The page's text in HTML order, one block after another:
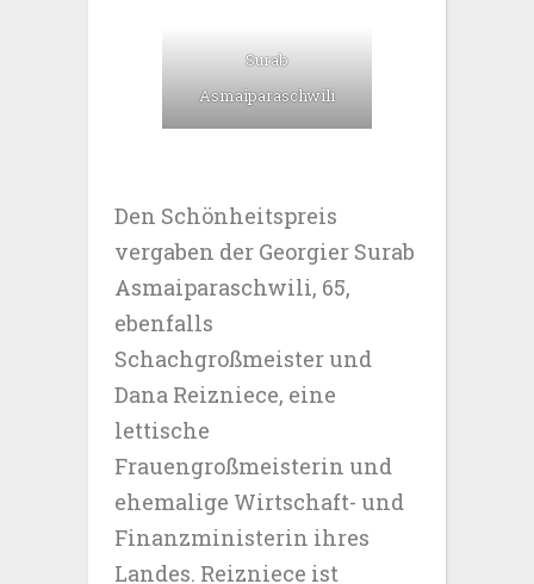
Surab
Asmaiparaschwili
Den Schönheitspreis
vergaben der Georgier Surab
Asmaiparaschwili, 65,
ebenfalls
Schachgroßmeister und
Dana Reizniece, eine
lettische
Frauengroßmeisterin und
ehemalige Wirtschaft- und
Finanzministerin ihres
Landes. Reizniece ist